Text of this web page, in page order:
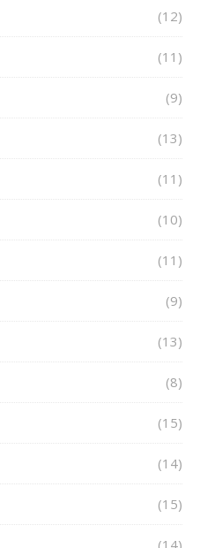
(12)
(11)
(9)
(13)
(11)
(10)
(11)
(9)
(13)
(8)
(15)
(14)
(15)
(14)